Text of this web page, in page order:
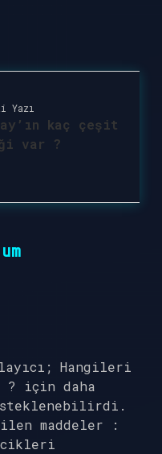
Yazı
kaç çeşit
var ?
Hangileri
? için daha
maddeler :